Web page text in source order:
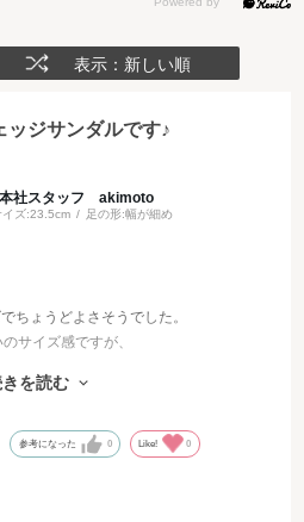
表示：新しい順
ッジサンダルです♪
本社スタッフ akimoto
イズ:23.5cm 足の形:幅が細め
ちょうどよさそうでした。
イズ感ですが、
のある履き心地です。
を読む
参考になった 0 Like! 0